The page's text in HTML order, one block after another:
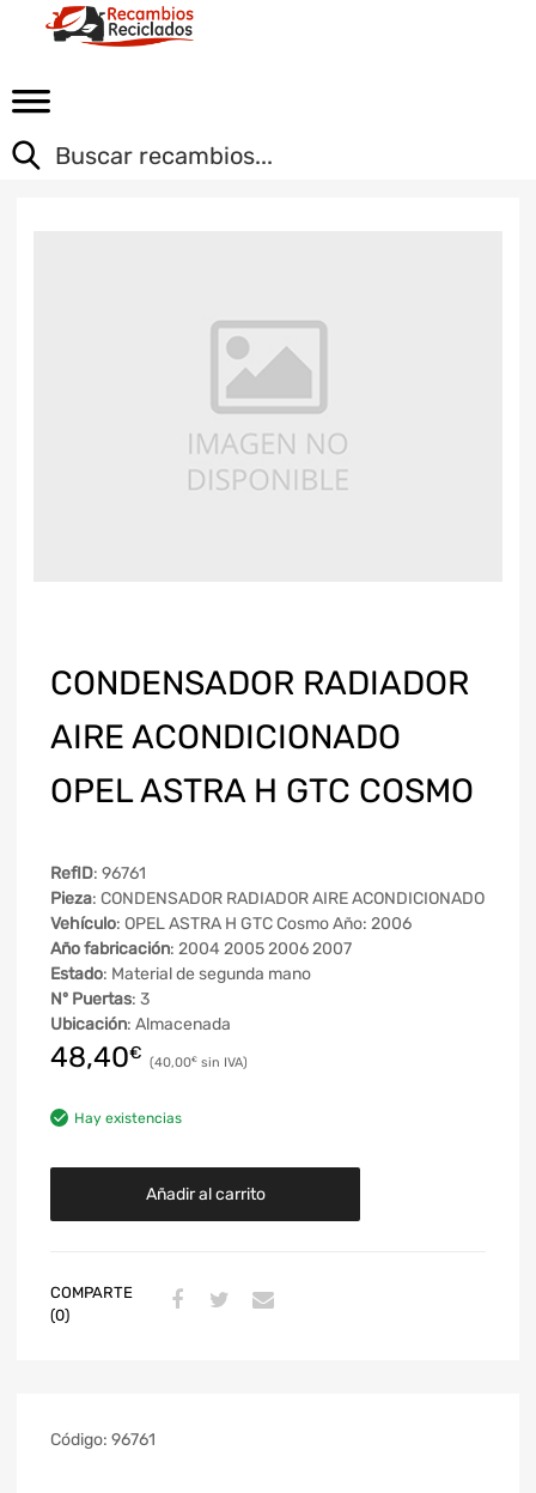
CONDENSADOR RADIADOR
AIRE ACONDICIONADO
OPEL ASTRA H GTC COSMO
RefID: 96761
Pieza: CONDENSADOR RADIADOR AIRE ACONDICIONADO
Vehículo: OPEL ASTRA H GTC Cosmo Año: 2006
Año fabricación: 2004 2005 2006 2007
Estado: Material de segunda mano
Nº Puertas: 3
Ubicación: Almacenada
48,40€ 40,00€
Hay existencias
Añadir al carrito
COMPARTE
(0)
Código: 96761